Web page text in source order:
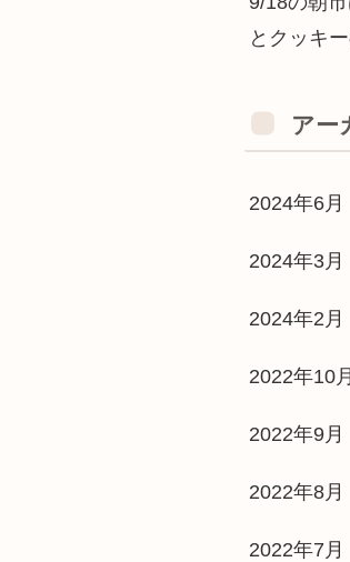
とクッキ
アー
2024年6月
2024年3月
2024年2月
2022年10月
2022年9月
2022年8月
2022年7月